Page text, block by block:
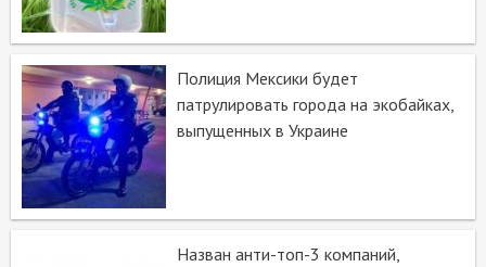
Полиция Мексики будет
патрулировать города на экобайках,
выпущенных в Украине
Назван анти-топ-3 компаний,